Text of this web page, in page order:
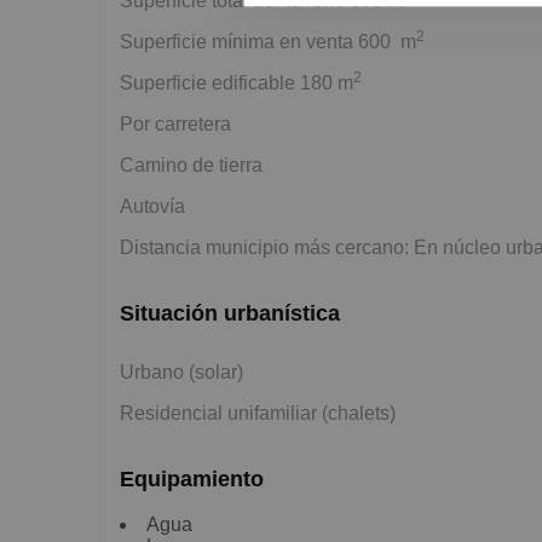
Superficie mínima en venta 600 m2
Superficie edificable 180 m2
Por carretera
Camino de tierra
Autovía
Distancia municipio más cercano: En núcleo
Situación urbanística
Urbano (solar)
Residencial unifamiliar (chalets)
Equipamiento
Agua